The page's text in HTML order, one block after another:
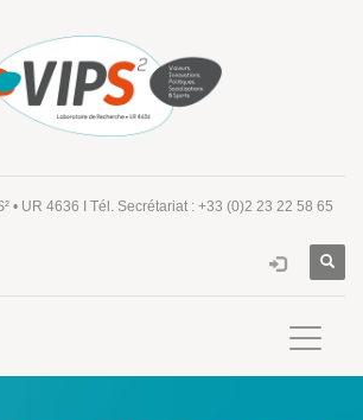
• UR 4636 I Tél. Secrétariat : +33 (0)2 23 22 58 65